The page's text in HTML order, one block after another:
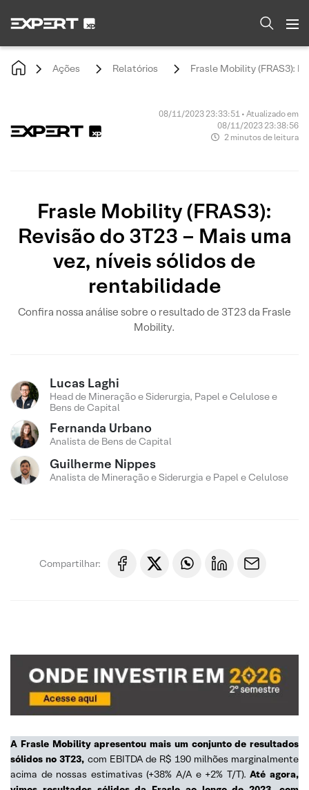
Ações Relatórios Frasle Mobility (FRAS3):
08/11/2023 23:33:51 • Atualizado em
08/11/2023 23:38:56
2 minutos de leitura
Frasle Mobility (FRAS3):
Revisão do 3T23 – Mais uma
vez, níveis sólidos de
rentabilidade
Confira nossa análise sobre o resultado de 3T23 da Frasle
Mobility.
Lucas Laghi
Head de Mineração e Siderurgia, Papel e Celulose e
Bens de Capital
Fernanda Urbano
Analista de Bens de Capital
Guilherme Nippes
Analista de Mineração e Siderurgia e Papel e Celulose
Compartilhar:
A Frasle Mobility apresentou mais um conjunto de resultados
sólidos no 3T23, com EBITDA de R$ 190 milhões marginalmente
acima de nossas estimativas (+38% A/A e +2% T/T).Até agora,